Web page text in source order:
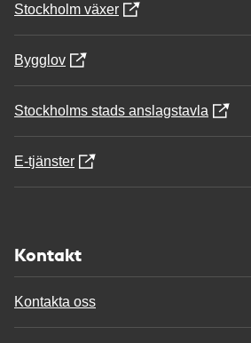
Stockholm växer
Bygglov
Stockholms stads anslagstavla
E-tjänster
Kontakt
Kontakta oss